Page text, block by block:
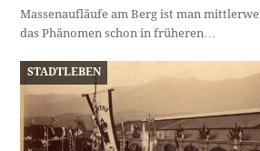
Massenaufläufe am Berg ist man
das Phänomen schon in früheren…
STADTLEBEN